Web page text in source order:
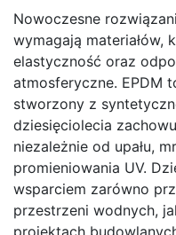
Nowoczesne
wymagają materiałów,
elastyczność oraz
atmosferyczne. EPDM
stworzony z
dziesięciolecia
niezależnie od upału,
promieniowania UV.
wsparciem zarówno
przestrzeni wodnych,
projektach